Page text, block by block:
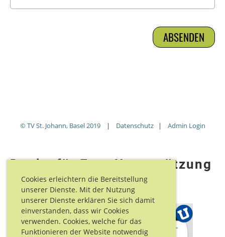
Cookies erleichtern die Bereitstellung
unserer Dienste. Mit der Nutzung
unserer Dienste erklären Sie sich damit
einverstanden, dass wir Cookies
verwenden. Cookies, welche für das
Funktionieren der Website notwendig
© TV St. Johann, Basel 2019| Datenschutz| Admin Login
Danke für Eure Unterstützung